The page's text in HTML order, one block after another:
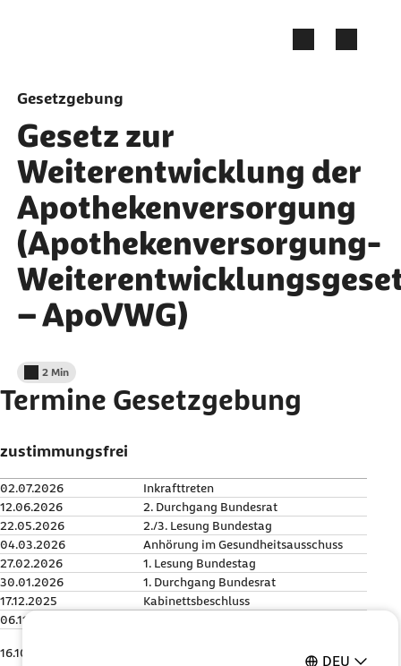
DEU
Gesetzgebung
Gesetz zur
Weiterentwicklung der
Apothekenversorgung
(Apothekenversorgung-
– ApoVWG)
Lesedauer weniger als
2 Min
Termine Gesetzgebung
zustimmungsfrei
02.07.2026
Inkrafttreten
12.06.2026
2. Durchgang Bundesrat
22.05.2026
2./3. Lesung Bundestag
04.03.2026
Anhörung im Gesundheitsausschuss
27.02.2026
1. Lesung Bundestag
30.01.2026
1. Durchgang Bundesrat
17.12.2025
Kabinettsbeschluss
06.11.2025
16.10.2025